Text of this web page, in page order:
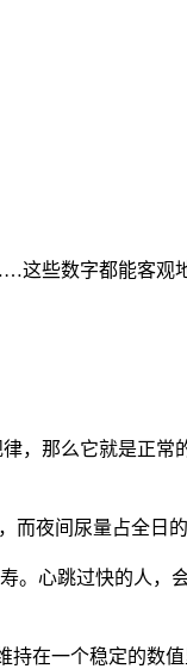
些数字都能客观
那么它就是正常
夜间尿量占全日的
心跳过快的人，
在一个稳定的数